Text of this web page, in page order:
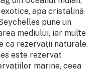
apa cristalină
pune un
mediului, iar multe
ca rezervații naturale.
este rezervat
marine, ceea